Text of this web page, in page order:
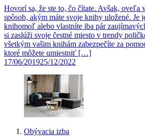
Hovorí sa, že ste to, čo čítate. Avšak, oveľa
spôsob, akým máte svoje knihy uložené. Je
knihomoľ alebo vlastníte iba pár
si zaslúži svoje čestné miesto v trendy
všetkým vašim knihám zabezpečíte za
ktoré môžete umiestniť […]
17/06/201925/12/2022
Obývacia izba